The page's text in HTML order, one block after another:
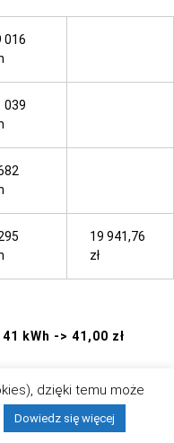
016
039
19 941,76
zł
kWh -> 41,00 zł
zł
dzięki temu może
Dowiedz się więcej